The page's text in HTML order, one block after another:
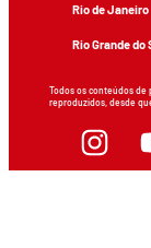
Rio de Janeiro
Rio Grande do
Todos os conteúdos de
reproduzidos, desde